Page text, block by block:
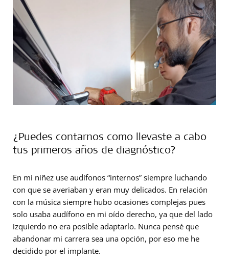
¿Puedes contarnos como llevaste a cabo
tus primeros años de diagnóstico?
En mi niñez use audífonos “internos” siempre luchando
con que se averiaban y eran muy delicados. En relación
con la música siempre hubo ocasiones complejas pues
solo usaba audífono en mi oído derecho, ya que del lado
izquierdo no era posible adaptarlo. Nunca pensé que
abandonar mi carrera sea una opción, por eso me he
decidido por el implante.